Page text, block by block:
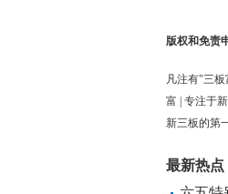
版权和免责
凡注有"三
富 | 专注于
新三板的第
最新热点